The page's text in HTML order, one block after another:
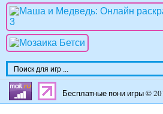
Бесплатные пони игры ©